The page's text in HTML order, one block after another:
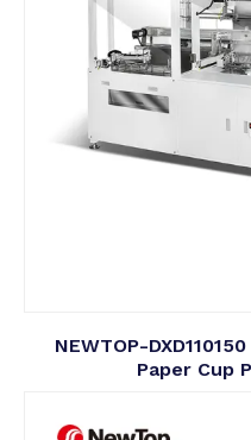
NEWTOP-
Paper Cup